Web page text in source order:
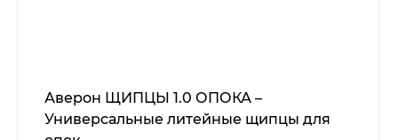
Аверон ЩИПЦЫ 1.0 ОПОКА –
Универсальные литейные щипцы для